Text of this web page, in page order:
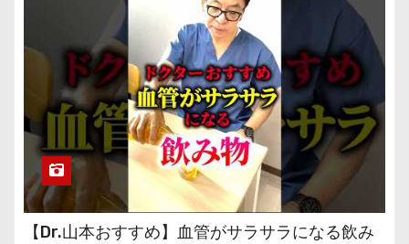
【Dr.山本おすすめ】血管がサラサラになる飲み